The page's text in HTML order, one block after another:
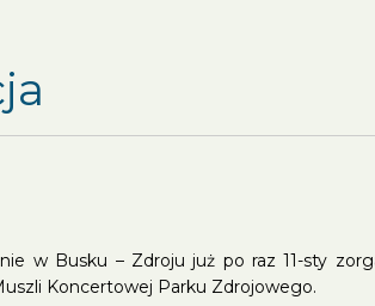
w Busku – Zdroju już po raz 11-sty
Koncertowej Parku Zdrojowego.